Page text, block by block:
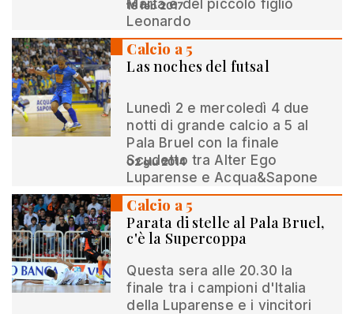
Marta e del piccolo figlio
Leonardo
18 feb 2017
Calcio a 5
Las noches del futsal
Lunedì 2 e mercoledì 4 due
notti di grande calcio a 5 al
Pala Bruel con la finale
Scudetto tra Alter Ego
Luparense e Acqua&Sapone
02 giu 2014
Calcio a 5
Parata di stelle al Pala Bruel,
c'è la Supercoppa
Questa sera alle 20.30 la
finale tra i campioni d'Italia
della Luparense e i vincitori